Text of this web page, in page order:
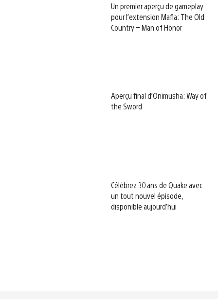
Un premier aperçu de gameplay
pour l’extension Mafia: The Old
Country – Man of Honor
Aperçu final d’Onimusha: Way of
the Sword
Célébrez 30 ans de Quake avec
un tout nouvel épisode,
disponible aujourd’hui